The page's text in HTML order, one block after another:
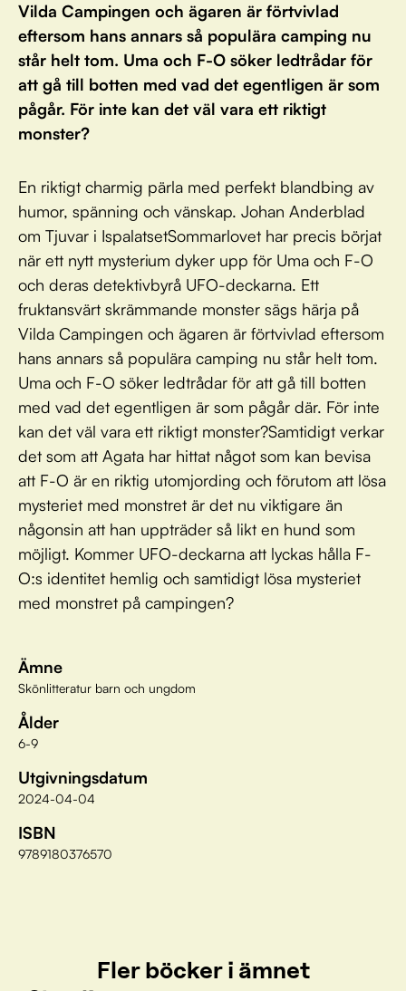
Vilda Campingen och ägaren är förtvivlad
eftersom hans annars så populära camping nu
står helt tom. Uma och F-O söker ledtrådar för
att gå till botten med vad det egentligen är som
pågår. För inte kan det väl vara ett riktigt
monster?
En riktigt charmig pärla med perfekt blandbing av
humor, spänning och vänskap. Johan Anderblad
om Tjuvar i IspalatsetSommarlovet har precis börjat
när ett nytt mysterium dyker upp för Uma och F-O
och deras detektivbyrå UFO-deckarna. Ett
fruktansvärt skrämmande monster sägs härja på
Vilda Campingen och ägaren är förtvivlad eftersom
hans annars så populära camping nu står helt tom.
Uma och F-O söker ledtrådar för att gå till botten
med vad det egentligen är som pågår där. För inte
kan det väl vara ett riktigt monster?Samtidigt verkar
det som att Agata har hittat något som kan bevisa
att F-O är en riktig utomjording och förutom att lösa
mysteriet med monstret är det nu viktigare än
någonsin att han uppträder så likt en hund som
möjligt. Kommer UFO-deckarna att lyckas hålla F-
O:s identitet hemlig och samtidigt lösa mysteriet
med monstret på campingen?
Ämne
Skönlitteratur barn och ungdom
Ålder
6-9
Utgivningsdatum
2024-04-04
ISBN
9789180376570
Fler böcker i ämnet